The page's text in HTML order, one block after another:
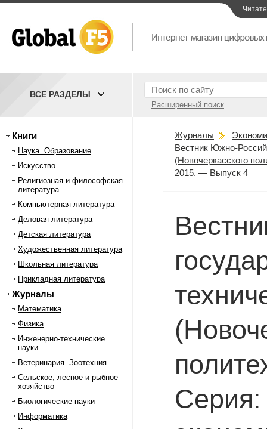
Расширенный поиск
ВСЕ РАЗДЕЛЫ
Книги
Наука. Образование
Искусство
Религиозная и философская
литература
Компьютерная литература
Деловая литература
Детская литература
Художественная литература
Школьная литература
Прикладная литература
Журналы
Математика
Физика
Инженерно-технические
науки
Ветеринария. Зоотехния
Сельское, лесное и рыбное
хозяйство
Биологические науки
Информатика
Журналы
Вестник Южно-
(Новочеркасского
2015. — Выпуск 4